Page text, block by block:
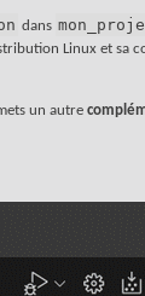
dans
Linux et sa
un autre